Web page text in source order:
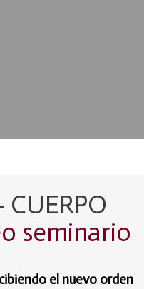
seminario
el nuevo orden